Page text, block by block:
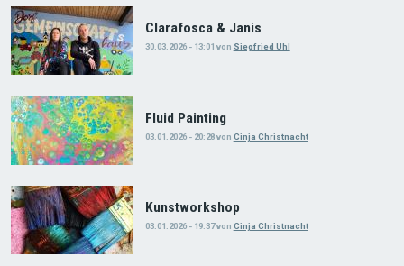
Clarafosca & Janis
30.03.2026 - 13:01 von Siegfried Uhl
Fluid Painting
03.01.2026 - 20:28 von Cinja Christnacht
Kunstworkshop
03.01.2026 - 19:37 von Cinja Christnacht